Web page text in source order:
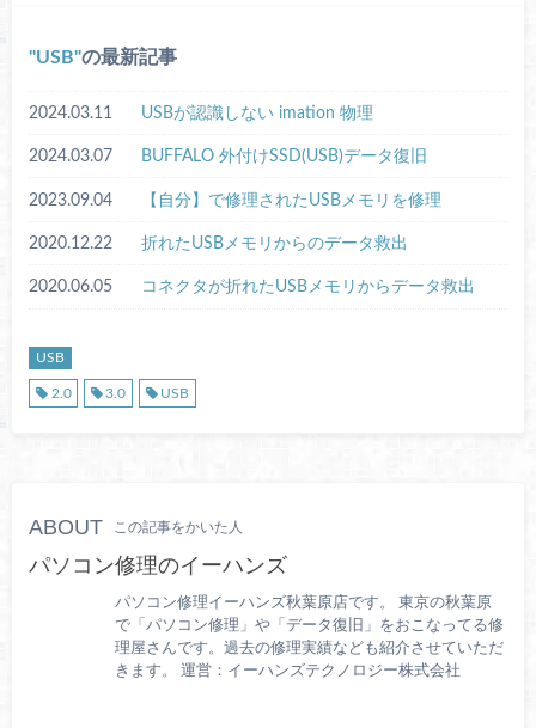
USB の最新記事
2024.03.11 USBが認識しない imation 物理
2024.03.07 BUFFALO 外付けSSD(USB)データ復旧
2023.09.04 【自分】で修理されたUSBメモリを修理
2020.12.22 折れたUSBメモリからのデータ救出
2020.06.05 コネクタが折れたUSBメモリからデータ救出
USB
2.0 3.0 USB
ABOUT この記事をかいた人
パソコン修理のイーハンズ
パソコン修理イーハンズ秋葉原店です。 東京の秋葉原
で「パソコン修理」や「データ復旧」をおこなってる修
理屋さんです。過去の修理実績なども紹介させていただ
きます。 運営：イーハンズテクノロジー株式会社